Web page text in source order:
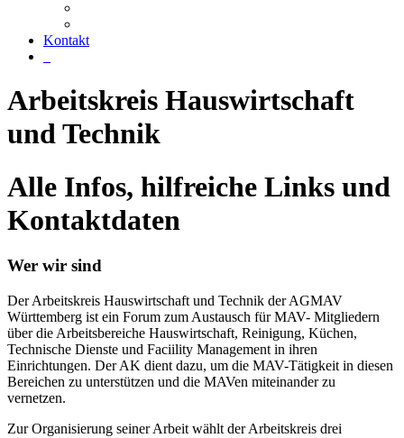
Kontakt
Arbeitskreis Hauswirtschaft
und Technik
Alle Infos, hilfreiche Links und
Kontaktdaten
Wer wir sind
Der Arbeitskreis Hauswirtschaft und Technik der AGMAV
Württemberg ist ein Forum zum Austausch für MAV- Mitgliedern
über die Arbeitsbereiche Hauswirtschaft, Reinigung, Küchen,
Technische Dienste und Faciility Management in ihren
Einrichtungen. Der AK dient dazu, um die MAV-Tätigkeit in diesen
Bereichen zu unterstützen und die MAVen miteinander zu
vernetzen.
Zur Organisierung seiner Arbeit wählt der Arbeitskreis drei